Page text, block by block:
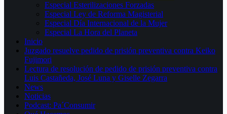
Especial Esterilizaciones Forzadas
Especial Ley de Reforma Magisterial
Especial Día Internacional de la Mujer
Especial La Hora del Planeta
Inicio
Juzgado resuelve pedido de prisión preventiva contra Keiko
Fujimori
Lectura de resolución de pedido de prisión preventiva contra
Luis Castañeda, José Luna y Giselle Zegarra
News
Noticias
Podcast: Pa´Consumir